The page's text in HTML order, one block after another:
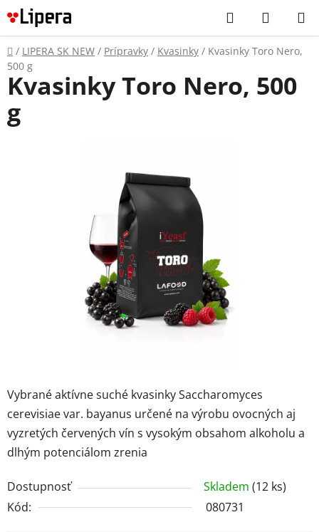
Prejsť
na
obsah
Hľadať
KOŠÍK
Domov
/ LIPERA SK NEW / Prípravky / Kvasinky / Kvasinky Toro Nero,
500 g
Vybrané aktívne suché kvasinky Saccharomyces
cerevisiae var. bayanus určené na výrobu ovocných aj
vyzretých červených vín s vysokým obsahom alkoholu a
dlhým potenciálom zrenia
Dostupnosť Skladem (12 ks)
Kód:
080731
Kvasinky Toro Nero, 500
g